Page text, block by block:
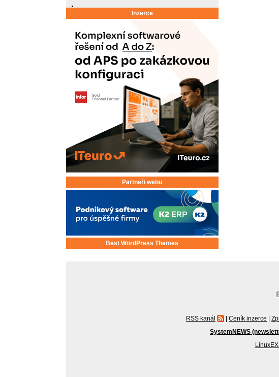
Inzerce
Partneři webu
Best WordPress Themes
RSS kanál | Ceník inzerce |
SystemNEWS